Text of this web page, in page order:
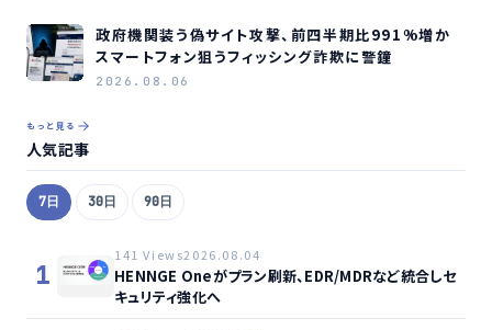
政府機関装う偽サイト攻撃、前四半期比991%増か
スマートフォン狙うフィッシング詐欺に警鐘
2026.08.06
もっと見る
人気記事
7日 30日 90日
1
141 Views2026.08.04
HENNGE Oneがプラン刷新、EDR/MDRなど統合しセ
キュリティ強化へ